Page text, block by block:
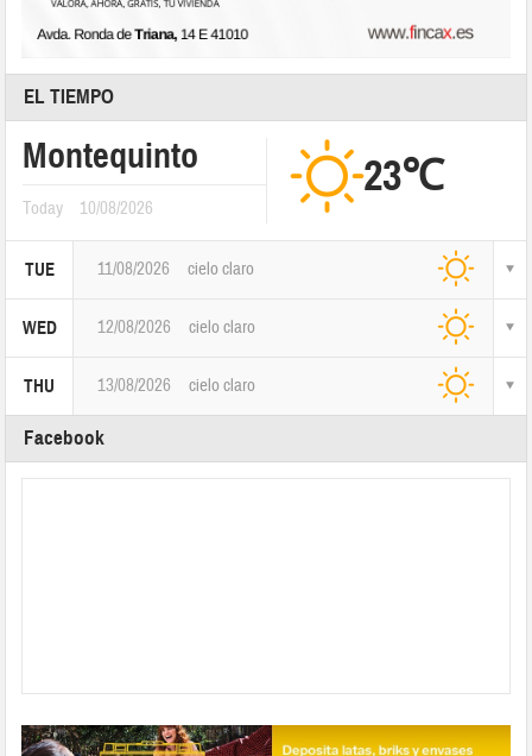
EL TIEMPO
Montequinto
Today 10/08/2026
23℃
TUE 11/08/2026 cielo claro
WED 12/08/2026 cielo claro
THU 13/08/2026 cielo claro
Facebook